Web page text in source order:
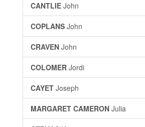
CANTLIE John
COPLANS John
CRAVEN John
COLOMER Jordi
CAYET Joseph
MARGARET CAMERON Julia